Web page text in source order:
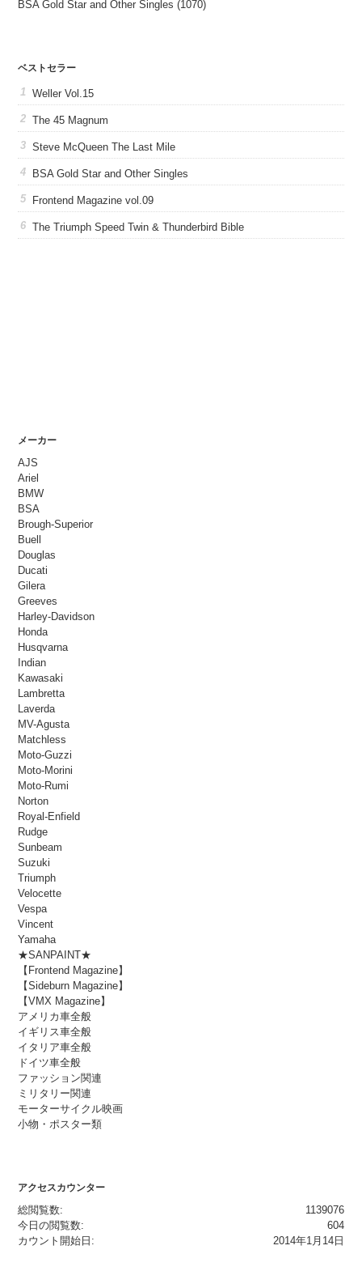
BSA Gold Star and Other Singles (1070)
ベストセラー
Weller Vol.15
The 45 Magnum
Steve McQueen The Last Mile
BSA Gold Star and Other Singles
Frontend Magazine vol.09
The Triumph Speed Twin & Thunderbird Bible
メーカー
AJS
Ariel
BMW
BSA
Brough-Superior
Buell
Douglas
Ducati
Gilera
Greeves
Harley-Davidson
Honda
Husqvarna
Indian
Kawasaki
Lambretta
Laverda
MV-Agusta
Matchless
Moto-Guzzi
Moto-Morini
Moto-Rumi
Norton
Royal-Enfield
Rudge
Sunbeam
Suzuki
Triumph
Velocette
Vespa
Vincent
Yamaha
★SANPAINT★
【Frontend Magazine】
【Sideburn Magazine】
【VMX Magazine】
アメリカ車全般
イギリス車全般
イタリア車全般
ドイツ車全般
ファッション関連
ミリタリー関連
モーターサイクル映画
小物・ポスター類
アクセスカウンター
1139076
総閲覧数:
604
今日の閲覧数:
2014年1月14日
カウント開始日: